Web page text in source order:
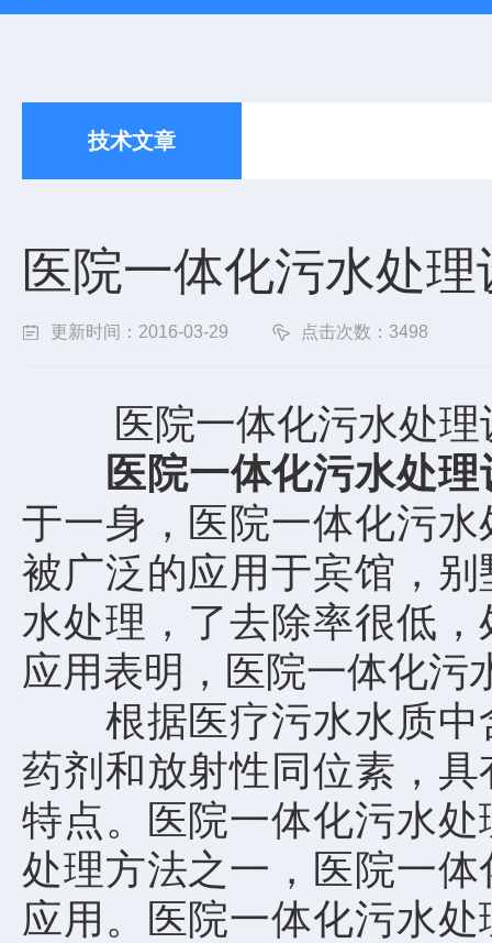
技术文章
医院一体化污水处
更新时间：2016-03-29 点击次数：3498
医院一体化污水处理
医院一体化污水处理
于一身，医院一体化污
被广泛的应用于宾馆，
水处理，了去除率很低
应用表明，医院一体化污
根据医疗污水水质中
药剂和放射性同位素，
特点。医院一体化污水
处理方法之一，医院一
应用。医院一体化污水